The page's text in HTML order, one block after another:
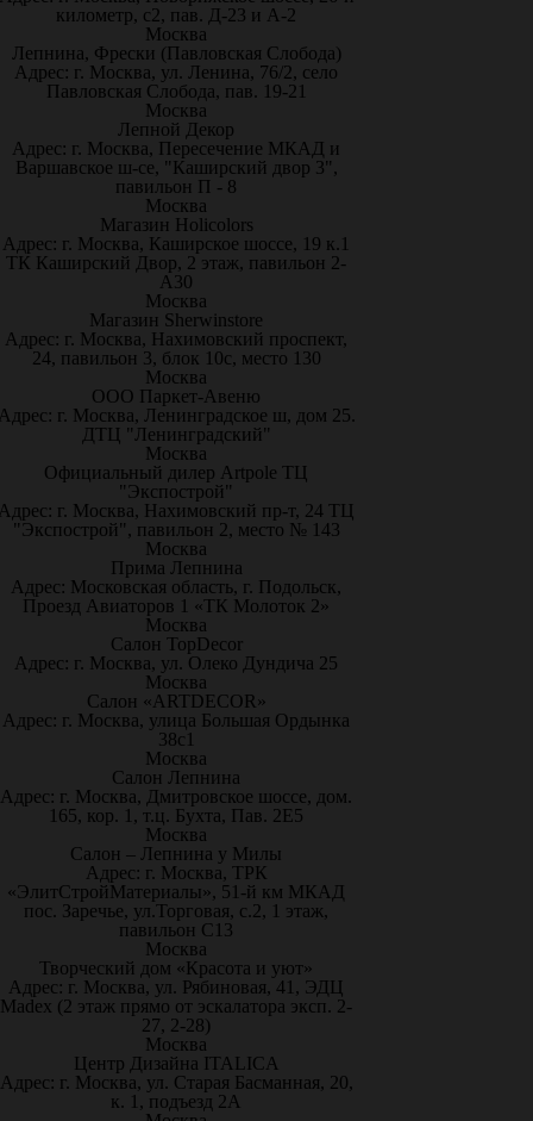
километр, с2, пав. Д-23 и А-2
Москва
Лепнина, Фрески (Павловская Слобода)
Адрес: г. Москва, ул. Ленина, 76/2, село
Павловская Слобода, пав. 19-21
Москва
Лепной Декор
Адрес: г. Москва, Пересечение МКАД и
Варшавское ш-се, "Каширский двор 3",
павильон П - 8
Москва
Магазин Holicolors
Адрес: г. Москва, Каширское шоссе, 19 к.1
ТК Каширский Двор, 2 этаж, павильон 2-
А30
Москва
Магазин Sherwinstore
Адрес: г. Москва, Нахимовский проспект,
24, павильон 3, блок 10с, место 130
Москва
ООО Паркет-Авeню
г. Москва, Ленинградское ш, дом 25.
ДТЦ "Ленинградский"
Москва
Официальный дилер Artpole ТЦ
"Экспострой"
г. Москва, Нахимовский пр-т, 24 ТЦ
"Экспострой", павильон 2, место № 143
Москва
Прима Лепнина
Адрес: Московская область, г. Подольск,
Проезд Авиаторов 1 «ТК Молоток 2»
Москва
Салон TopDecor
Адрес: г. Москва, ул. Олеко Дундича 25
Москва
Салон «ARTDECOR»
Адрес: г. Москва, улица Большая Ордынка
38с1
Москва
Салон Лепнина
Адрес: г. Москва, Дмитровское шоссе, дом.
165, кор. 1, т.ц. Бухта, Пав. 2Е5
Москва
Салон – Лепнина у Милы
Адрес: г. Москва, ТРК
«ЭлитСтройМатериалы», 51-й км МКАД
пос. Заречье, ул.Торговая, с.2, 1 этаж,
павильон С13
Москва
Творческий дом «Красота и уют»
Адрес: г. Москва, ул. Рябиновая, 41, ЭДЦ
Madex (2 этаж прямо от эскалатора эксп. 2-
27, 2-28)
Москва
Центр Дизайна ITALICA
Адрес: г. Москва, ул. Старая Басманная, 20,
к. 1, подъезд 2А